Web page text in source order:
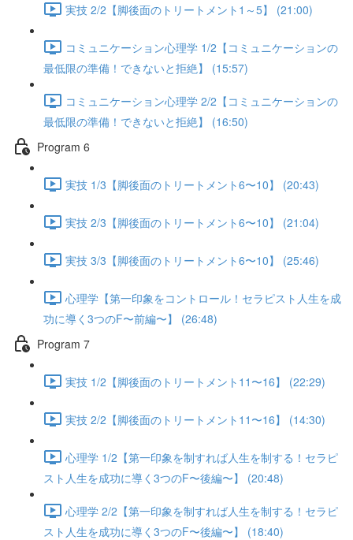
実技 2/2【脚後面のトリートメント1～5】 (21:00)
コミュニケーション心理学 1/2【コミュニケーションの
最低限の準備！できないと拒絶】 (15:57)
コミュニケーション心理学 2/2【コミュニケーションの
最低限の準備！できないと拒絶】 (16:50)
Program 6
実技 1/3【脚後面のトリートメント6〜10】 (20:43)
実技 2/3【脚後面のトリートメント6〜10】 (21:04)
実技 3/3【脚後面のトリートメント6〜10】 (25:46)
心理学【第一印象をコントロール！セラピスト人生を成
功に導く3つのF〜前編〜】 (26:48)
Program 7
実技 1/2【脚後面のトリートメント11〜16】 (22:29)
実技 2/2【脚後面のトリートメント11〜16】 (14:30)
心理学 1/2【第一印象を制すれば人生を制する！セラピ
スト人生を成功に導く3つのF〜後編〜】 (20:48)
心理学 2/2【第一印象を制すれば人生を制する！セラピ
スト人生を成功に導く3つのF〜後編〜】 (18:40)